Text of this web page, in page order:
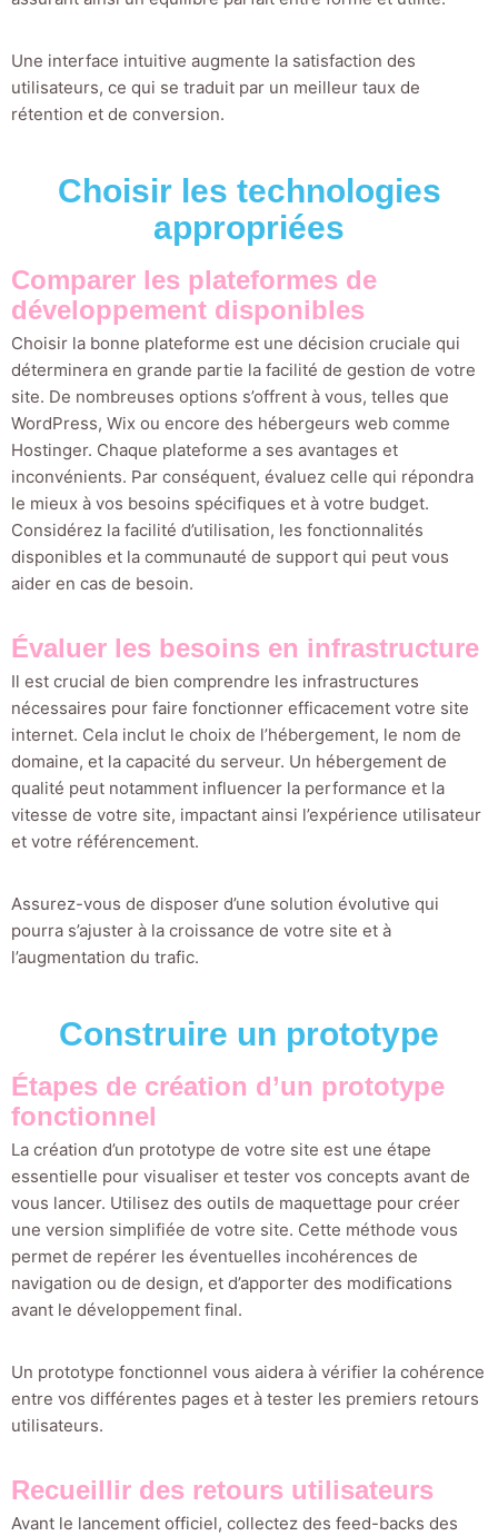
Une interface intuitive augmente la satisfaction des
utilisateurs, ce qui se traduit par un meilleur taux de
rétention et de conversion.
Choisir les technologies
appropriées
Comparer les plateformes de
développement disponibles
Choisir la bonne plateforme est une décision cruciale qui
déterminera en grande partie la facilité de gestion de votre
site. De nombreuses options s’offrent à vous, telles que
WordPress, Wix ou encore des hébergeurs web comme
Hostinger. Chaque plateforme a ses avantages et
inconvénients. Par conséquent, évaluez celle qui répondra
le mieux à vos besoins spécifiques et à votre budget.
Considérez la facilité d’utilisation, les fonctionnalités
disponibles et la communauté de support qui peut vous
aider en cas de besoin.
Évaluer les besoins en infrastructure
Il est crucial de bien comprendre les infrastructures
nécessaires pour faire fonctionner efficacement votre site
internet. Cela inclut le choix de l’hébergement, le nom de
domaine, et la capacité du serveur. Un hébergement de
qualité peut notamment influencer la performance et la
vitesse de votre site, impactant ainsi l’expérience utilisateur
et votre référencement.
Assurez-vous de disposer d’une solution évolutive qui
pourra s’ajuster à la croissance de votre site et à
l’augmentation du trafic.
Construire un prototype
Étapes de création d’un prototype
fonctionnel
La création d’un prototype de votre site est une étape
essentielle pour visualiser et tester vos concepts avant de
vous lancer. Utilisez des outils de maquettage pour créer
une version simplifiée de votre site. Cette méthode vous
permet de repérer les éventuelles incohérences de
navigation ou de design, et d’apporter des modifications
avant le développement final.
Un prototype fonctionnel vous aidera à vérifier la cohérence
entre vos différentes pages et à tester les premiers retours
utilisateurs.
Recueillir des retours utilisateurs
Avant le lancement officiel, collectez des feed-backs des